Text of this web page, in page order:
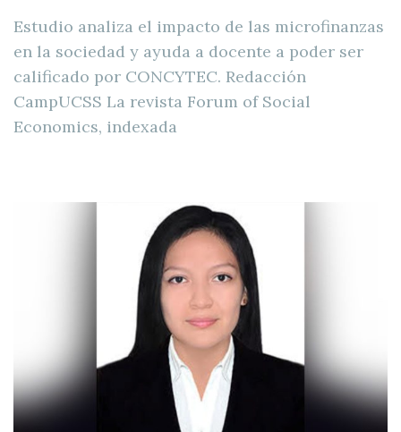
Estudio analiza el impacto de las microfinanzas
en la sociedad y ayuda a docente a poder ser
calificado por CONCYTEC. Redacción
CampUCSS La revista Forum of Social
Economics, indexada